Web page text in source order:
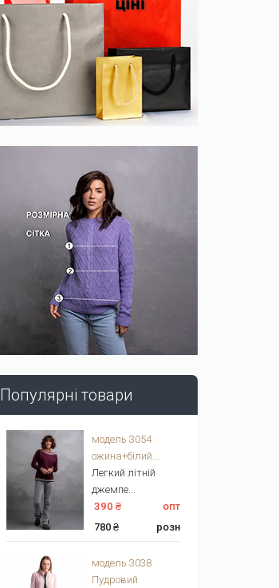
Популярні товари
модель 3054
ожина+білий...
Легкий літній
джемпе...
390 ₴
опт
780 ₴
розн
модель 3038
Пудровий